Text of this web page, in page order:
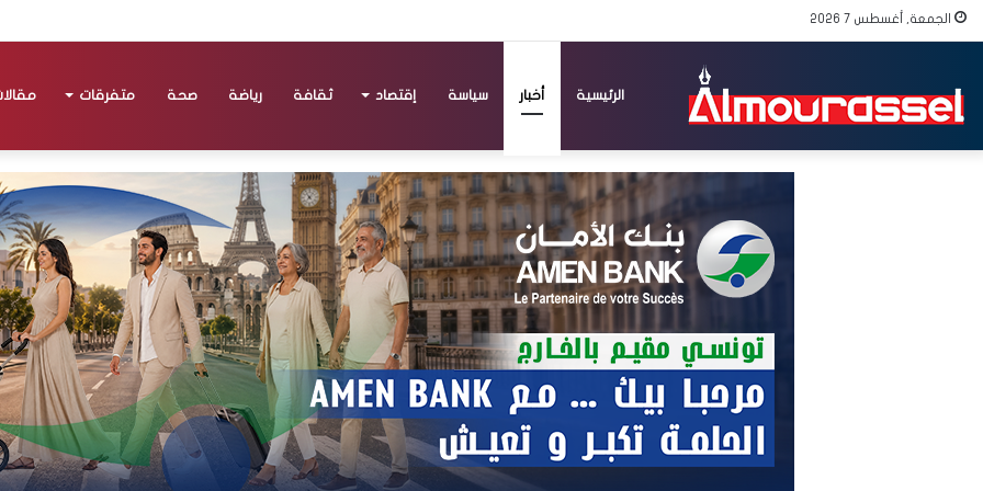
الجمعة, أغسطس 7 2026
الرئيسية أخبار سياسة إقتصاد ثقافة رياضة صحة متفرقات